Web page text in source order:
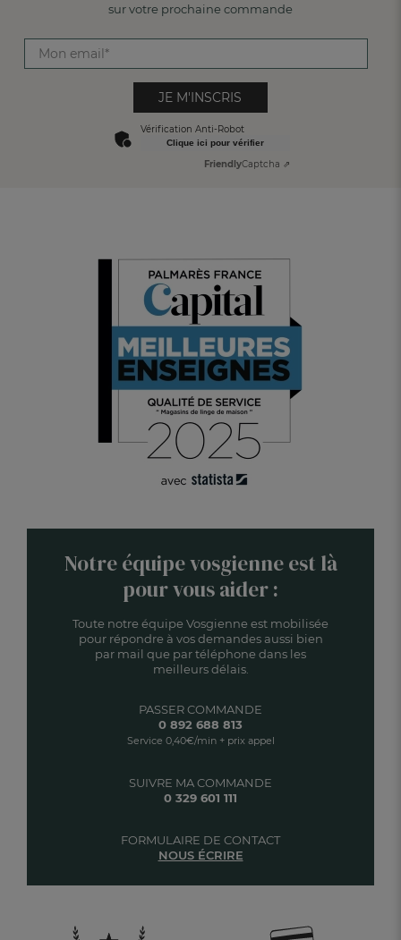
sur votre prochaine commande
JE M'INSCRIS
Vérification Anti-Robot
Clique ici pour vérifier
FriendlyCaptcha ⇗
Notre équipe vosgienne est là
pour vous aider :
Toute notre équipe Vosgienne est mobilisée
pour répondre à vos demandes aussi bien
par mail que par téléphone dans les
meilleurs délais.
SUIVRE MA COMMANDE
0 329 601 111
PASSER COMMANDE
0 892 688 813
Service 0,40€/min + prix appel
FORMULAIRE DE CONTACT
NOUS ÉCRIRE